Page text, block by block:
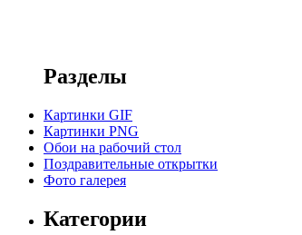
Разделы
Картинки GIF
Картинки PNG
Обои на рабочий стол
Поздравительные открытки
Фото галерея
Категории